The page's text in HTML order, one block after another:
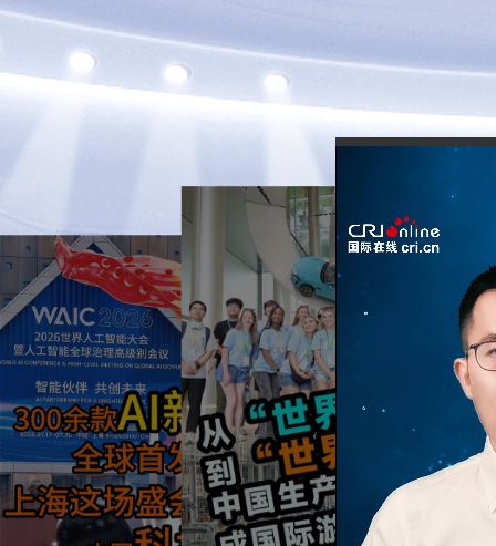
2026-07-24
歐盟反傾銷的籃子，
錯裝了中國的鴨子
近日，歐盟對“北京鴨”發起
反傾銷調查，但中國實際出
口的是“櫻桃谷鴨”，調查對
象根本對不上號。歐盟還選
取巴西鴨肉作為參照核算基
準，人為重構中國産品生産
成本，無視我國完整産業鏈
帶來的成本優勢，刻意抬高
所謂傾銷幅度。該做法盡顯
歐盟貿易保護主義傾向，最
2026-07-16
300餘款AI新品首發，
上海這場盛會藏著中
國科技底氣
2026世界人工智能大會暨
人工智能全球治理高級別會
議將於7月17日至20日在上
海舉辦，本次大會展覽總面
積首次突破10萬平方米，超
300款産品將實現全球首
發。借助此次大會，中國會
繼續和各國加強交流合作，